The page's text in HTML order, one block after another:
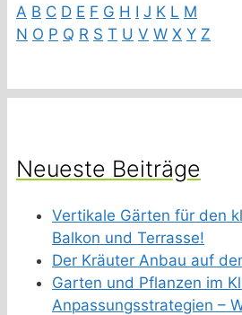
A B C D E F G H I J K L M
N O P Q R S T U V W X Y Z
Neueste Beiträge
Vertikale Gärten für den
Balkon und Terrasse!
Der Kräuter Anbau auf
Garten und Pflanzen im
Anpassungsstrategien –